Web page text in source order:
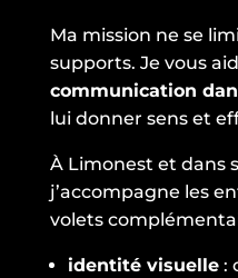
Ma mission ne se
supports. Je vous
communication
lui donner sens et
À Limonest et dans
j’accompagne les
volets
identité visuelle: